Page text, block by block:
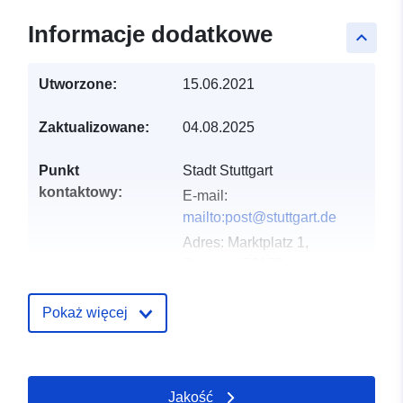
keyboard_arrow_up
Informacje dodatkowe
Utworzone: 15.06.2021
Zaktualizowane: 04.08.2025
Punkt
kontaktowy:
Stadt Stuttgart
E-mail:
mailto:post@stuttgart.de
Adres: Marktplatz 1,
January 2026
Pokaż więcej
Jakość